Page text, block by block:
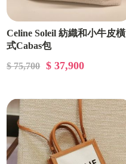
Celine Soleil 紡織和小牛皮橫
式Cabas包
$ 75,700
$ 37,900